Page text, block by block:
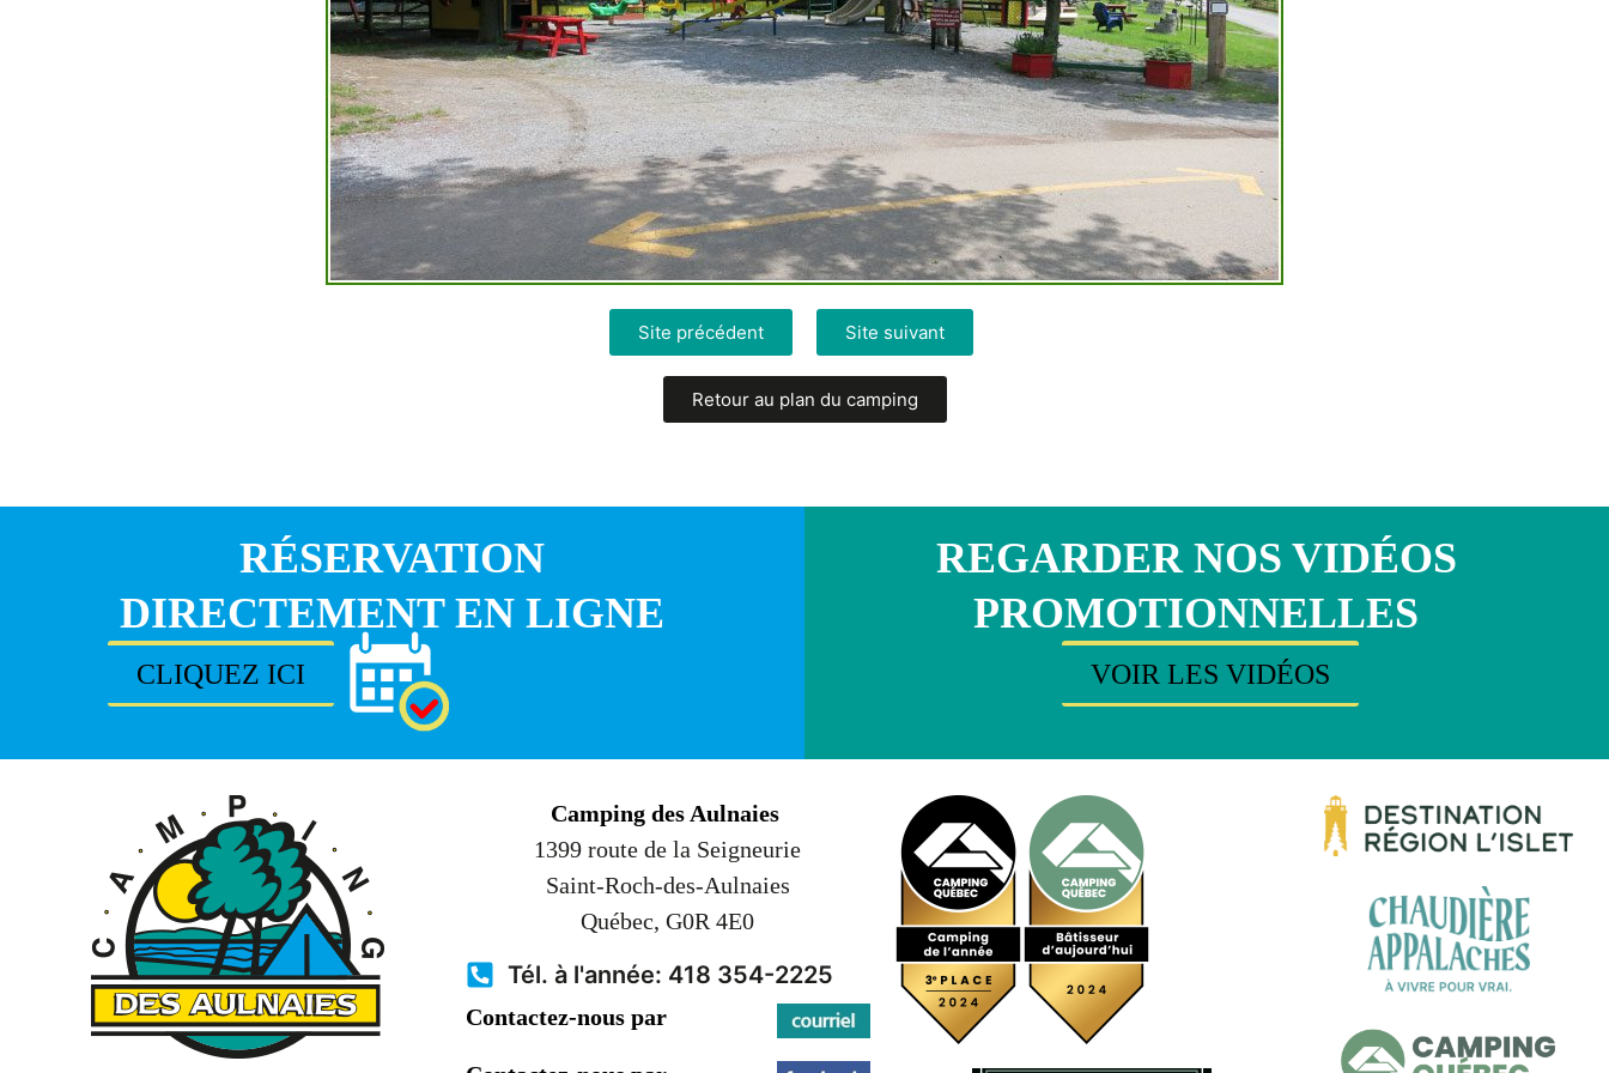
Site précédent Site suivant
Retour au plan du camping
RÉSERVATION
DIRECTEMENT EN LIGNE
CLIQUEZ ICI
REGARDER NOS VIDÉOS
PROMOTIONNELLES
VOIR LES VIDÉOS
Camping des Aulnaies
1399 route de la Seigneurie
Saint-Roch-des-Aulnaies
Québec, G0R 4E0
Tél. à l'année: 418 354-2225
Contactez-nous par